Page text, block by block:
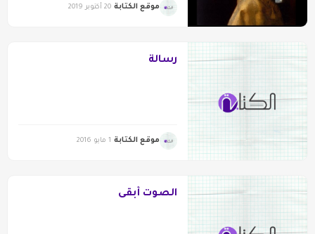
موقع الكتابة 20 أكتوبر 2019
رسالة
موقع الكتابة 1 مايو 2016
الصوت أبقى